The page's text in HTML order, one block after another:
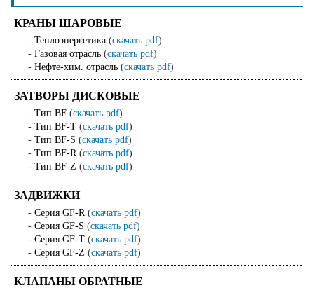
КРАНЫ ШАРОВЫЕ
- Теплоэнергетика (скачать pdf)
- Газовая отрасль (скачать pdf)
- Нефте-хим. отрасль (скачать pdf)
ЗАТВОРЫ ДИСКОВЫЕ
- Тип BF (скачать pdf)
- Тип BF-T (скачать pdf)
- Тип BF-S (скачать pdf)
- Тип BF-R(скачать pdf)
- Тип BF-Z (скачать pdf)
ЗАДВИЖКИ
- Серия GF-R(скачать pdf)
- Серия GF-S (скачать pdf)
- Серия GF-T (скачать pdf)
- Серия GF-Z (скачать pdf)
КЛАПАНЫ ОБРАТНЫЕ